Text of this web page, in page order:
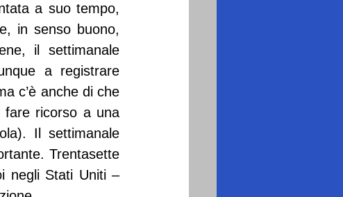
a suo tempo,
in senso buono,
il settimanale
a registrare
c’è anche di che
fare ricorso a una
Il settimanale
Trentasette
negli Stati Uniti –